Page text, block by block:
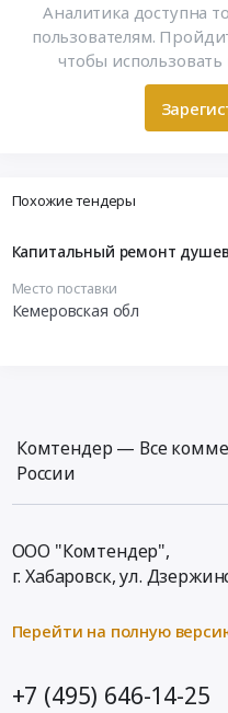
Аналитика доступна
пользователям.
чтобы
Похожие тендеры
Капитальный ремонт
Место поставки
Кемеровская обл
Комтендер — Все
России
ООО "Комтендер",
г. Хабаровск,ул.
Перейти на полную
+7 (495) 646-14-25